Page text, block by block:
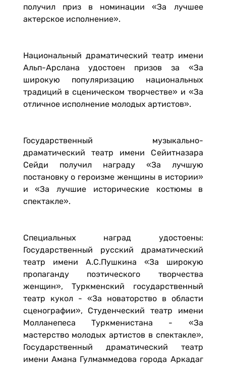
получил приз в номинации «За лучшее
актерское исполнение».
Национальный драматический театр имени
Альп-Арслана удостоен призов за «За
широкую популяризацию национальных
традиций в сценическом творчестве» и «За
отличное исполнение молодых артистов».
Государственный музыкально-
драматический театр имени Сейитназара
Сейди получил награду «За лучшую
постановку о героизме женщины в истории»
и «За лучшие исторические костюмы в
спектакле».
Специальных наград удостоены:
Государственный русский драматический
театр имени А.С.Пушкина «За широкую
пропаганду поэтического творчества
женщин», Туркменский государственный
театр кукол - «За новаторство в области
сценографии», Студенческий театр имени
Молланепеса Туркменистана - «За
мастерство молодых артистов в спектакле»,
Государственный драматический театр
имени Амана Гулмаммедова города Аркадаг